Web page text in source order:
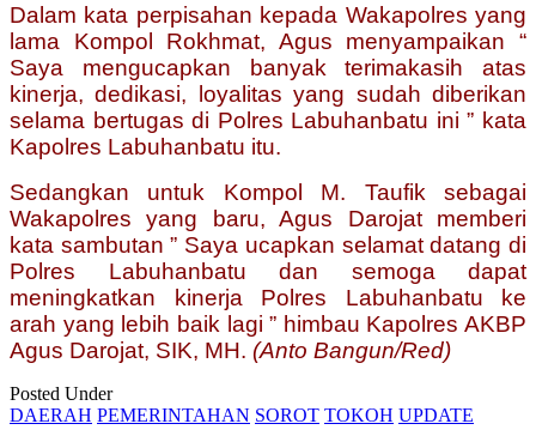
Dalam kata perpisahan kepada Wakapolres yang
lama Kompol Rokhmat, Agus menyampaikan “
Saya mengucapkan banyak terimakasih atas
kinerja, dedikasi, loyalitas yang sudah diberikan
selama bertugas di Polres Labuhanbatu ini ” kata
Kapolres Labuhanbatu itu.
Sedangkan untuk Kompol M. Taufik sebagai
Wakapolres yang baru, Agus Darojat memberi
kata sambutan ” Saya ucapkan selamat datang di
Polres Labuhanbatu dan semoga dapat
meningkatkan kinerja Polres Labuhanbatu ke
arah yang lebih baik lagi ” himbau Kapolres AKBP
Agus Darojat, SIK, MH. (Anto Bangun/Red)
Posted Under
DAERAH PEMERINTAHAN SOROT TOKOH UPDATE